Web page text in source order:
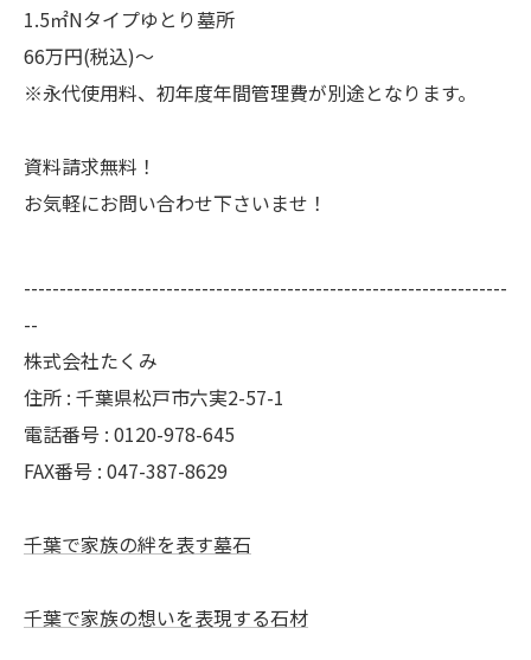
1.5㎡Nタイプゆとり墓所
66万円(税込)～
※永代使用料、初年度年間管理費が別途となります。
資料請求無料！
お気軽にお問い合わせ下さいませ！
--------------------------------------------------------------------
--
株式会社たくみ
住所 : 千葉県松戸市六実2-57-1
電話番号 : 0120-978-645
FAX番号 : 047-387-8629
千葉で家族の絆を表す墓石
千葉で家族の想いを表現する石材